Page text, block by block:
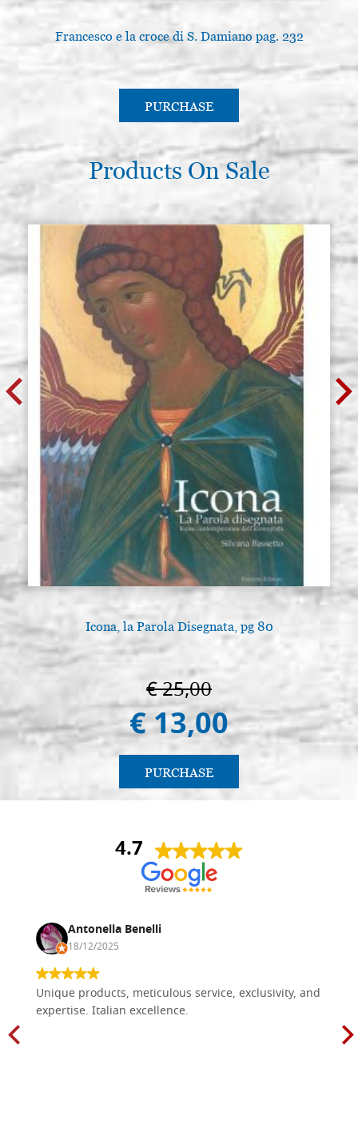
Francesco e la croce di S. Damiano pag. 232
PURCHASE
Products On Sale
Icona, la Parola Disegnata, pg 80
€ 25,00
€ 13,00
PURCHASE
4.7
Antonella Benelli
18/12/2025
Unique products, meticulous service, exclusivity, and
expertise. Italian excellence.